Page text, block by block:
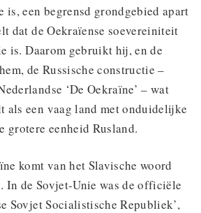
een begrensd grondgebied apart
dat de Oekraïense soevereiniteit
is. Daarom gebruikt hij, en de
de Russische constructie –
‘De Oekraïne’ – wat
als een vaag land met onduidelijke
grotere eenheid Rusland.
komt van het Slavische woord
In de Sovjet-Unie was de officiële
Sovjet Socialistische Republiek’,